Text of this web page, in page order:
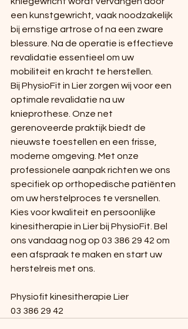
een kunstgewricht, vaak noodzakelijk
bij ernstige artrose of na een zware
blessure. Na de operatie is effectieve
revalidatie essentieel om uw
mobiliteit en kracht te herstellen.
Bij PhysioFit in Lier zorgen wij voor een
optimale revalidatie na uw
knieprothese. Onze net
gerenoveerde praktijk biedt de
nieuwste toestellen en een frisse,
moderne omgeving. Met onze
professionele aanpak richten we ons
specifiek op orthopedische patiënten
om uw herstelproces te versnellen.
Kies voor kwaliteit en persoonlijke
kinesitherapie in Lier bij PhysioFit. Bel
ons vandaag nog op 03 386 29 42 om
een afspraak te maken en start uw
herstelreis met ons.
Physiofit kinesitherapie Lier
03 386 29 42